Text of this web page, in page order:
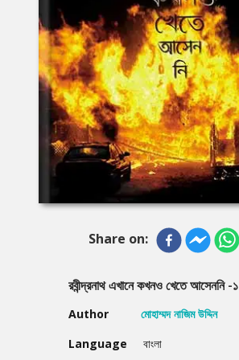
Share on:
রবীন্দ্রনাথ এখানে কখনও খেতে আসেননি -১
Author
মোহাম্মদ নাজিম উদ্দিন
Language
বাংলা